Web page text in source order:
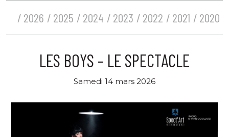
2026 2025 2024 2023 2022 2021 2020
LES BOYS – LE SPECTACLE
Samedi 14 mars 2026